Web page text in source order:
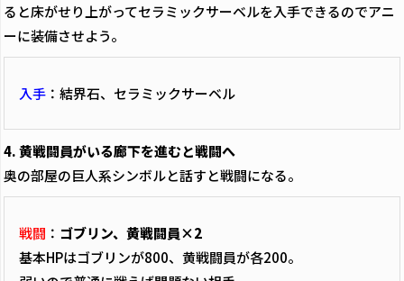
ると床がせり上がってセラミックサーベルを入手できるのでアニ
ーに装備させよう。
入手 ：結界石、セラミックサーベル
4. 黄戦闘員がいる廊下を進むと戦闘へ
奥の部屋の巨人系シンボルと話すと戦闘になる。
戦闘 ： ゴブリン、黄戦闘員×2
基本HPはゴブリンが800、黄戦闘員が各200。